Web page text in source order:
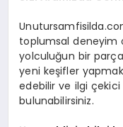
toplumsal deneyim
yolculuğun bir
yeni keşifler
edebilir ve ilgi çekici
bulunabilirsiniz.